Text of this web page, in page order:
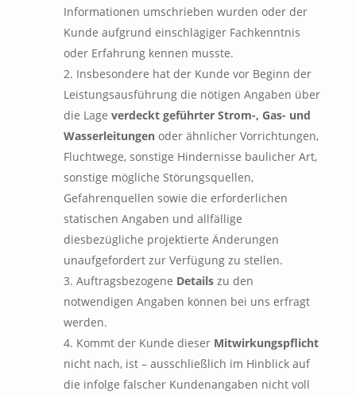
Informationen umschrieben wurden oder der
Kunde aufgrund einschlägiger Fachkenntnis
oder Erfahrung kennen musste.
Insbesondere hat der Kunde vor Beginn der
Leistungsausführung die nötigen Angaben über
die Lage verdeckt geführter Strom-, Gas- und
Wasserleitungen oder ähnlicher Vorrichtungen,
Fluchtwege, sonstige Hindernisse baulicher Art,
sonstige mögliche Störungsquellen,
Gefahrenquellen sowie die erforderlichen
statischen Angaben und allfällige
diesbezügliche projektierte Änderungen
unaufgefordert zur Verfügung zu stellen.
Auftragsbezogene Detailszu den
notwendigen Angaben können bei uns erfragt
werden.
Kommt der Kunde dieser Mitwirkungspflicht
nicht nach, ist – ausschließlich im Hinblick auf
die infolge falscher Kundenangaben nicht voll